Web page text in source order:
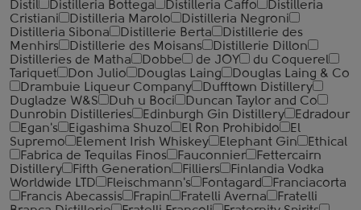
Distil
Distilleria Bottega Distilleria Caffo
Distilleria
Cristiani
Distilleria Marolo
Distilleria Negroni
Distilleria Sibona
Distillerie Berta
Distillerie des
Menhirs
Distillerie des Moisans
Distillerie Dillon
Distilleries de Matha
Dobbe de JOY
du Coquerel
Tariquet
Don Julio Douglas Laing
Douglas Laing & Co
Drambuie Liqueur Company
Dufftown Distillery
Dugladze W&S
Duh u Boci
Duncan Taylor and Co
Dunrobin Distilleries
Edinburgh Gin Distillery
Edradour
Egan's
Eigashima Shuzo El Ron Prohibido
El
Supremo
Element Irish Whiskey Elephant Gin
Ethical
Fabrica de Tequilas Finos
Fauconnier
Fettercairn
Distillery
Fifth Generation Filliers
Finlandia Vodka
Worldwide LTD
Fleischmann's Fontagard
Franciacorta
Francis Abecassis
Frapin Fratelli Averna
Fratelli